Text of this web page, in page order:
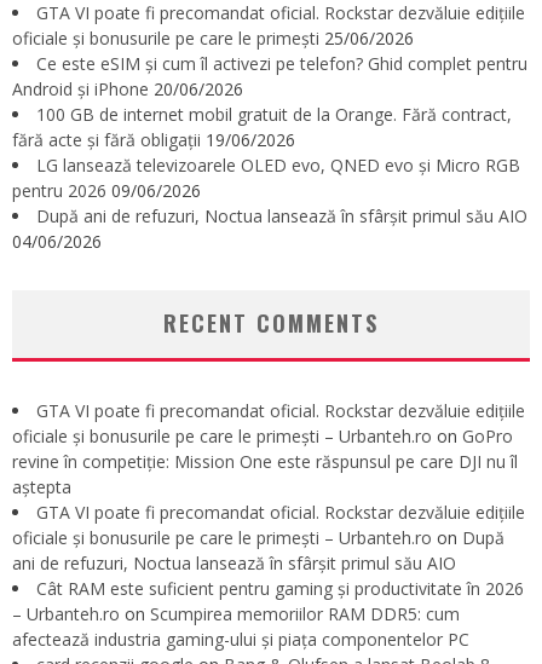
GTA VI poate fi precomandat oficial. Rockstar dezvăluie edițiile
oficiale și bonusurile pe care le primești 25/06/2026
Ce este eSIM și cum îl activezi pe telefon? Ghid complet pentru
Android și iPhone 20/06/2026
100 GB de internet mobil gratuit de la Orange. Fără contract,
fără acte și fără obligații 19/06/2026
LG lansează televizoarele OLED evo, QNED evo și Micro RGB
pentru 2026 09/06/2026
După ani de refuzuri, Noctua lansează în sfârșit primul său AIO
04/06/2026
RECENT COMMENTS
GTA VI poate fi precomandat oficial. Rockstar dezvăluie edițiile
oficiale și bonusurile pe care le primești – Urbanteh.ro on GoPro
revine în competiție: Mission One este răspunsul pe care DJI nu îl
aștepta
GTA VI poate fi precomandat oficial. Rockstar dezvăluie edițiile
oficiale și bonusurile pe care le primești – Urbanteh.ro on După
ani de refuzuri, Noctua lansează în sfârșit primul său AIO
Cât RAM este suficient pentru gaming și productivitate în 2026
– Urbanteh.ro on Scumpirea memoriilor RAM DDR5: cum
afectează industria gaming-ului și piața componentelor PC